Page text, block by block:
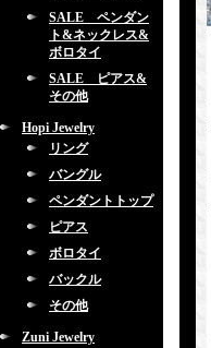
SALE ペンダン
ト&ネックレス&
ボロタイ
SALE ピアス&
その他
Hopi Jewelry
リング
バングル
ペンダントトップ
ピアス
ボロタイ
バックル
その他
Zuni Jewelry